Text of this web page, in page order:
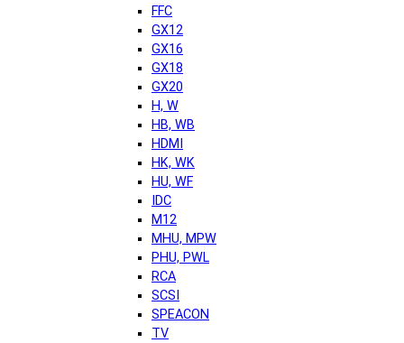
FFC
GX12
GX16
GX18
GX20
H, W
HB, WB
HDMI
HK, WK
HU, WF
IDC
M12
MHU, MPW
PHU, PWL
RCA
SCSI
SPEACON
TV